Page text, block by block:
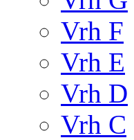
Vrh F
Vrh E
Vrh D
Vrh C